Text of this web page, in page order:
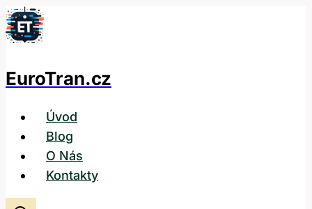
Přeskočit
na
EuroTran.cz
Úvod
Blog
O Nás
Kontakty